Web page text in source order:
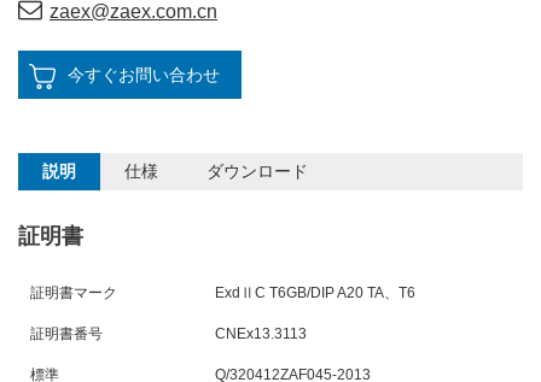
zaex@zaex.com.cn
今すぐお問い合わせ
説明 仕様 ダウンロード
証明書
証明書マーク ExdⅡC T6GB/DIP A20 TA、T6
証明書番号 CNEx13.3113
標準 Q/320412ZAF045-2013